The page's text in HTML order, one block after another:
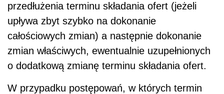
przedłużenia terminu składania ofert (jeżeli
upływa zbyt szybko na dokonanie
całościowych zmian) a następnie dokonanie
zmian właściwych, ewentualnie uzupełnionych
o dodatkową zmianę terminu składania ofert.
W przypadku postępowań, w których termin